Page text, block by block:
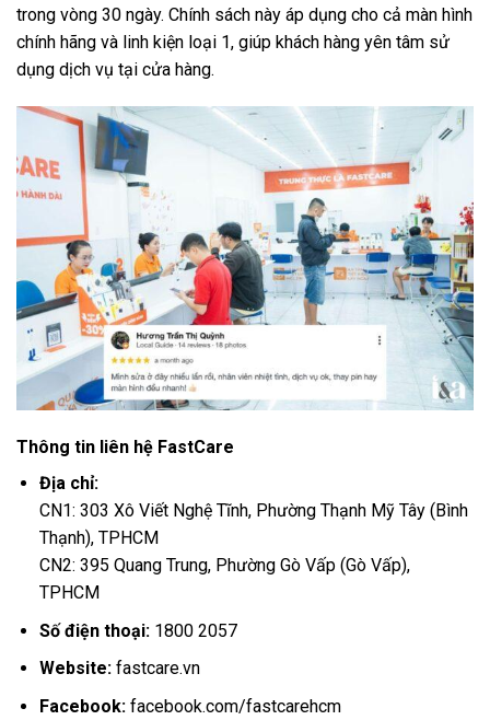
trong vòng 30 ngày. Chính sách này áp dụng cho cả màn hình
chính hãng và linh kiện loại 1, giúp khách hàng yên tâm sử
dụng dịch vụ tại cửa hàng.
Thông tin liên hệ FastCare
Địa chỉ:
CN1: 303 Xô Viết Nghệ Tĩnh, Phường Thạnh Mỹ Tây (Bình
Thạnh), TPHCM
CN2: 395 Quang Trung, Phường Gò Vấp (Gò Vấp),
TPHCM
Số điện thoại:1800 2057
Website:fastcare.vn
Facebook: facebook.com/fastcarehcm